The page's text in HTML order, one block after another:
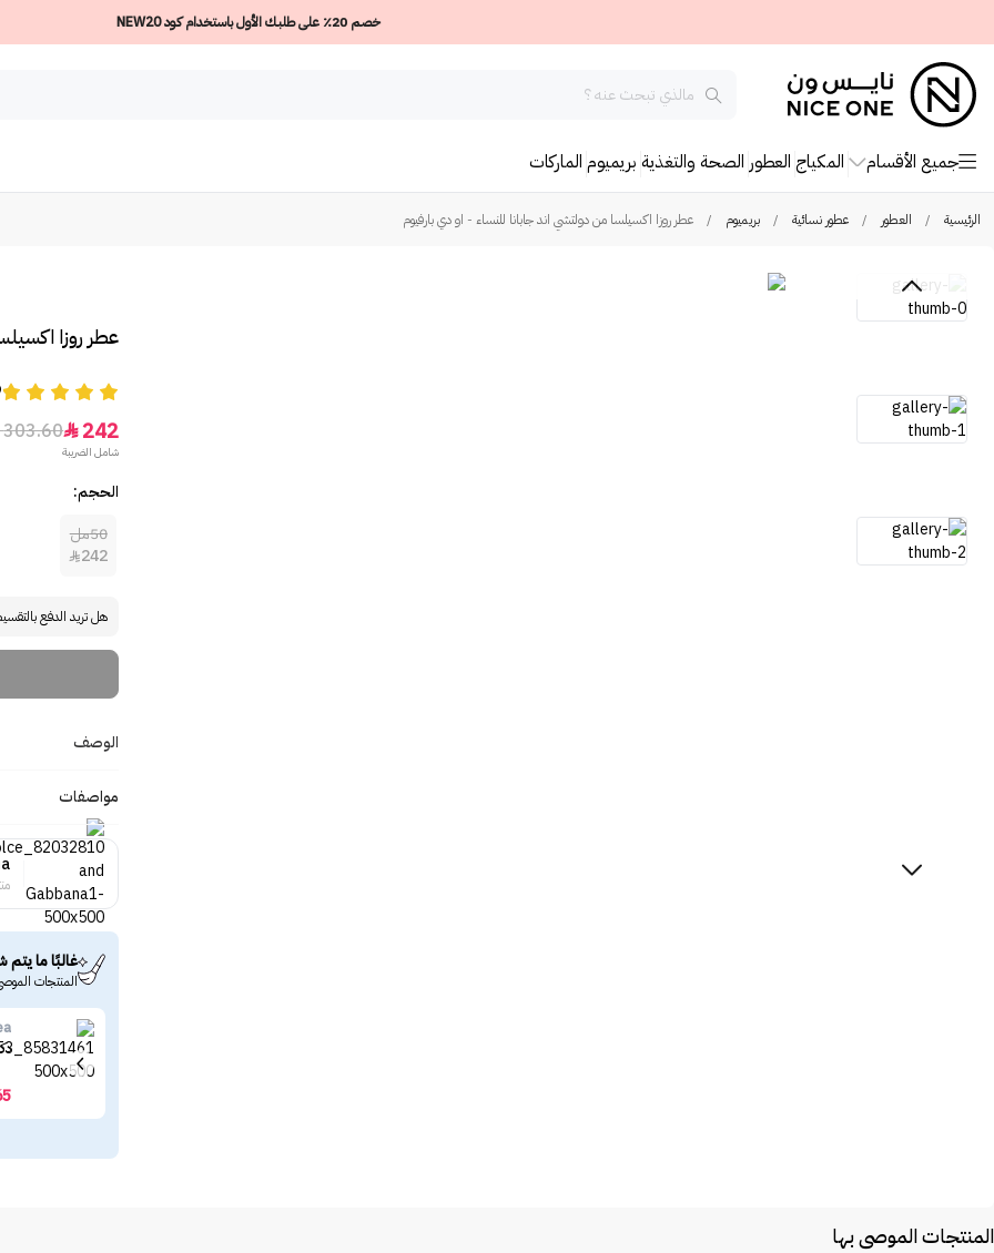
خصم 20٪ على طلبك الأول باستخدام كود NEW20
جميع الأقسام المكياج العطور الصحة والتغذية بريميوم الماركات
الرئيسية / العطور / عطور نسائية / بريميوم / عطر روزا اكسيلسا من دولتشي اند جابانا للنساء - او دي بارفيوم
عطر روزا
242

303.60
شامل الضريبة
الحجم:
50مل
242

هل تريد الدفع
الوصف
مواصفات
غالبًا ما يتم
المنتجات
دكتور
المنتجات الموصى بها